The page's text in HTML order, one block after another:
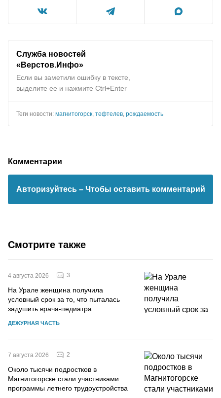
Служба новостей
«Верстов.Инфо»
Если вы заметили ошибку в тексте,
выделите ее и нажмите Ctrl+Enter
Теги новости: магнитогорск тефтелев рождаемость
Комментарии
Авторизуйтесь – Чтобы оставить комментарий
Смотрите также
4 августа 2026 3
На Урале женщина получила
условный срок за то, что пыталась
задушить врача-педиатра
ДЕЖУРНАЯ ЧАСТЬ
7 августа 2026 2
Около тысячи подростков в
Магнитогорске стали участниками
программы летнего трудоустройства